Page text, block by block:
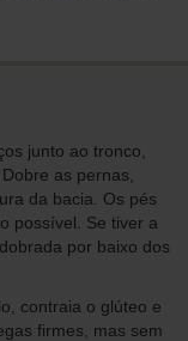
junto ao tronco,
as pernas,
da bacia. Os pés
possível. Se tiver a
por baixo dos
contraia o glúteo e
firmes, mas sem